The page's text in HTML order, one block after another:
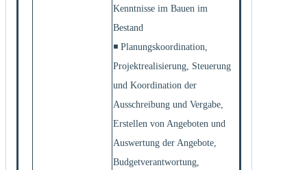
Kenntnisse im Bauen im
Bestand
◾ Planungskoordination,
Projektrealisierung, Steuerung
und Koordination der
Ausschreibung und Vergabe,
Erstellen von Angeboten und
Auswertung der Angebote,
Budgetverantwortung,